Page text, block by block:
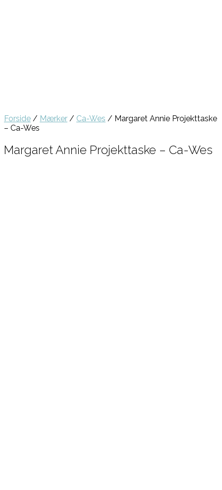
Forside / Mærker / Ca-Wes / Margaret Annie Projekttaske
– Ca-Wes
Margaret Annie Projekttaske – Ca-Wes